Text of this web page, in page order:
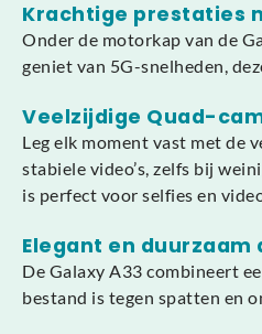
Krachtige prestaties
Onder de motorkap van de
geniet van 5G-snelheden,
Veelzijdige Quad-
Leg elk moment vast met de
stabiele video’s, zelfs bij
is perfect voor selfies en
Elegant en duurzaam
De Galaxy A33 combineert
bestand is tegen spatten en